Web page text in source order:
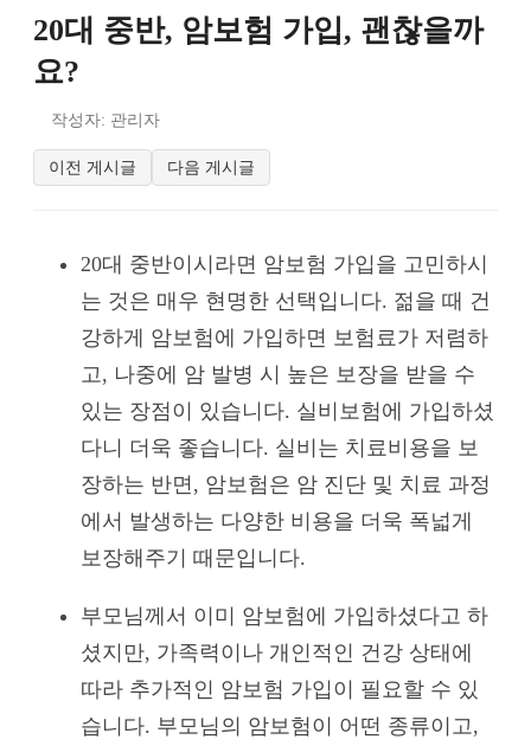
20대 중반, 암보험 가입, 괜찮을까
요?
작성자: 관리자
이전 게시글 다음 게시글
20대 중반이시라면 암보험 가입을 고민하시
는 것은 매우 현명한 선택입니다. 젊을 때 건
강하게 암보험에 가입하면 보험료가 저렴하
고, 나중에 암 발병 시 높은 보장을 받을 수
있는 장점이 있습니다. 실비보험에 가입하셨
다니 더욱 좋습니다. 실비는 치료비용을 보
장하는 반면, 암보험은 암 진단 및 치료 과정
에서 발생하는 다양한 비용을 더욱 폭넓게
보장해주기 때문입니다.
부모님께서 이미 암보험에 가입하셨다고 하
셨지만, 가족력이나 개인적인 건강 상태에
따라 추가적인 암보험 가입이 필요할 수 있
습니다. 부모님의 암보험이 어떤 종류이고,